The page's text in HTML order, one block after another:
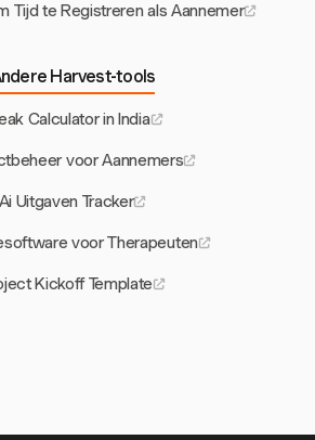
Tijd te Registreren als Aannemer
Harvest-tools
Calculator in India
voor Aannemers
Ai Uitgaven Tracker
voor Therapeuten
Kickoff Template